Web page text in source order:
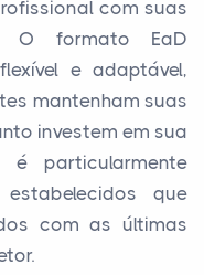
com suas
O formato EaD
e adaptável,
mantenham suas
investem em sua
é particularmente
que
com as últimas